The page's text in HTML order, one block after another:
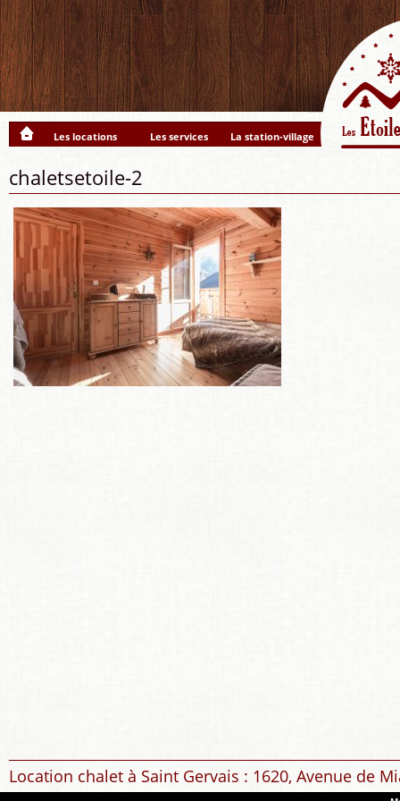
Les locations Les services La station-village
chaletsetoile-2
Location chalet à Saint Gervais : 1620, Avenue de